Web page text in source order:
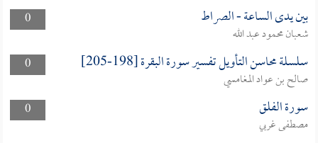
0
بين يدى الساعة - الصراط
شعبان محمود عبد الله
0
سلسلة محاسن التأويل تفسير سورة البقرة [198-205]
صالح بن عواد المغامسي
0
سورة الفلق
مصطفى غربي